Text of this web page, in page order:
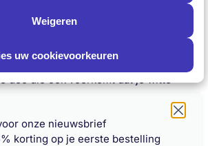
Weigeren
uw cookievoorkeuren
onze nieuwsbrief
korting op je eerste bestelling
roller. De deo heeft een anti-
voor 48 uur die comfortabel aanvoelt
anti-transpiratie ingrediënten
werking op de zweetporiën. Wil je
deo die ook voorkomt dat je witte
de Vichy Deodorant Anti-transpiratie